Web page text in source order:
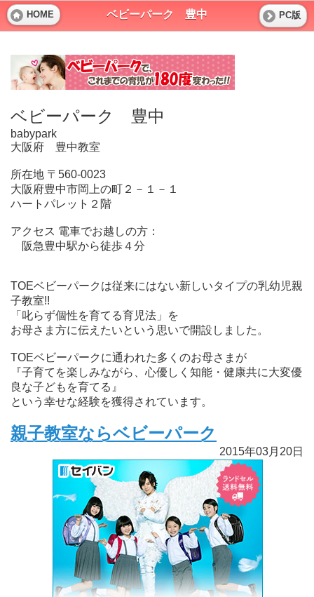
HOME ベビーパーク 豊中 PC版
ベビーパーク 豊中
babypark
大阪府 豊中教室
所在地 〒560-0023
大阪府豊中市岡上の町２－１－１
ハートパレット２階
アクセス 電車でお越しの方：
阪急豊中駅から徒歩４分
TOEベビーパークは従来にはない新しいタイプの乳幼児親
子教室!!
「叱らず個性を育てる育児法」を
お母さま方に伝えたいという思いで開設しました。
TOEベビーパークに通われた多くのお母さまが
『子育てを楽しみながら、心優しく知能・健康共に大変優
良な子どもを育てる』
という幸せな経験を獲得されています。
親子教室ならベビーパーク
2015年03月20日